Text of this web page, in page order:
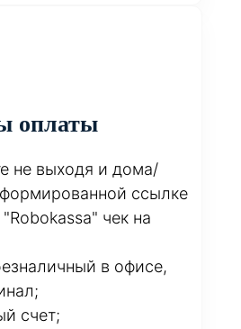
оплаты
не выходя и дома/
ссылке
чек на
в офисе,
счет;